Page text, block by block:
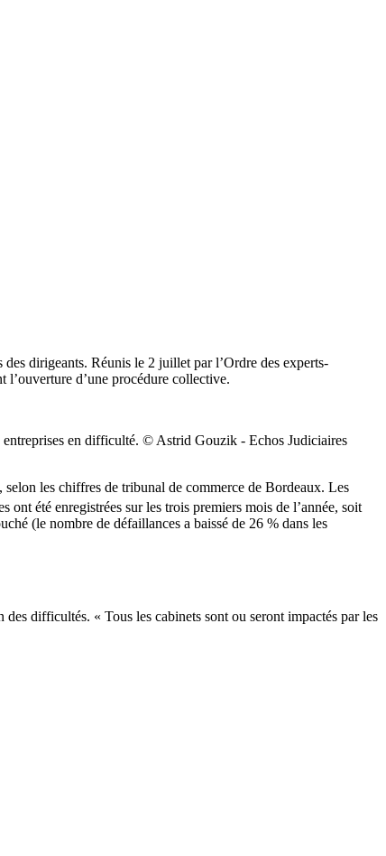
dirigeants. Réunis le 2 juillet par l’Ordre des experts-
l’ouverture d’une procédure collective.
en difficulté. © Astrid Gouzik - Echos Judiciaires
les chiffres de tribunal de commerce de Bordeaux. Les
été enregistrées sur les trois premiers mois de l’année, soit
(le nombre de défaillances a baissé de 26 % dans les
difficultés. « Tous les cabinets sont ou seront impactés par les